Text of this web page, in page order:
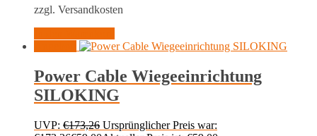
zzgl. Versandkosten
Power Cable Wiegeeinrichtung
SILOKING
UVP: €173,26 Ursprünglicher Preis war: